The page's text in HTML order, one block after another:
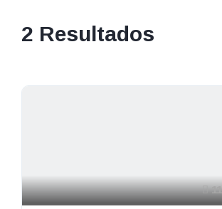
2 Resultados
11